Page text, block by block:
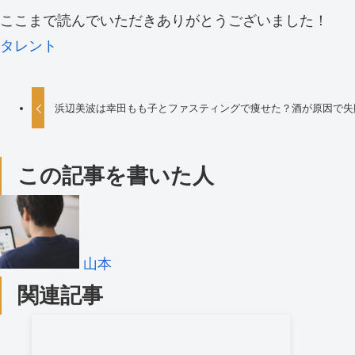
ここまで読んでいただきありがとうございました！
タレント
浜辺美波は幸田もも子とファスティングで痩せた？酒が原因で
この記事を書いた人
山本
関連記事